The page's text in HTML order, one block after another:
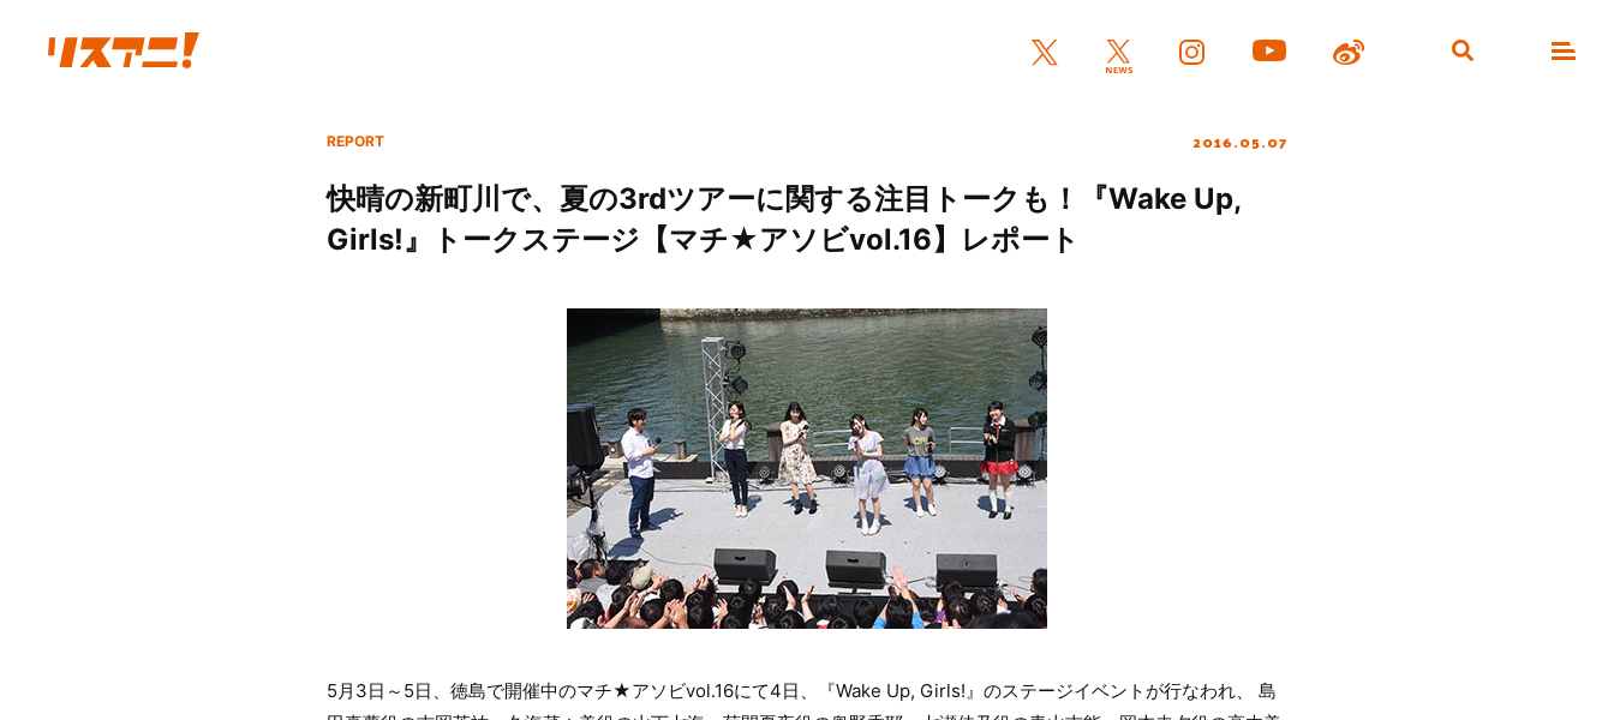
REPORT 2016.05.07
快晴の新町川で、夏の3rdツアーに関する注目トークも！『Wake Up,
Girls!』トークステージ【マチ★アソビvol.16】レポート
5月3日～5日、徳島で開催中のマチ★アソビvol.16にて4日、『Wake Up, Girls!』のステージイベントが行なわれ、 島